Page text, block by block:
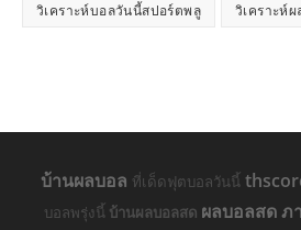
วิเคราะห์บอลวันนี้สปอร์ตพลู วิเคราะห์
บ้านผลบอล ที่เด็ดฟุตบอลวันนี้
บอลพรุ่งนี้ บ้านผลบอลสด ผลบอลสด ภ